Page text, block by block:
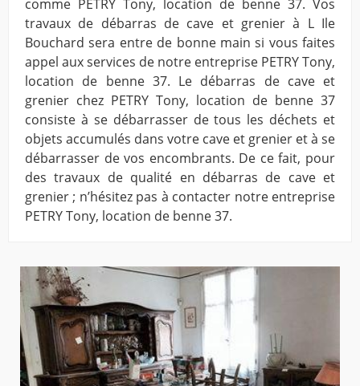
comme PETRY Tony, location de benne 37. Vos
travaux de débarras de cave et grenier à L Ile
Bouchard sera entre de bonne main si vous faites
appel aux services de notre entreprise PETRY Tony,
location de benne 37. Le débarras de cave et
grenier chez PETRY Tony, location de benne 37
consiste à se débarrasser de tous les déchets et
objets accumulés dans votre cave et grenier et à se
débarrasser de vos encombrants. De ce fait, pour
des travaux de qualité en débarras de cave et
grenier ; n’hésitez pas à contacter notre entreprise
PETRY Tony, location de benne 37.